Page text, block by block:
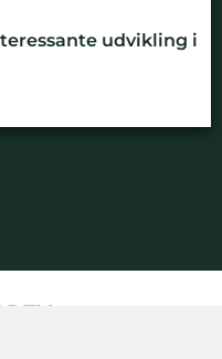
udvikling i